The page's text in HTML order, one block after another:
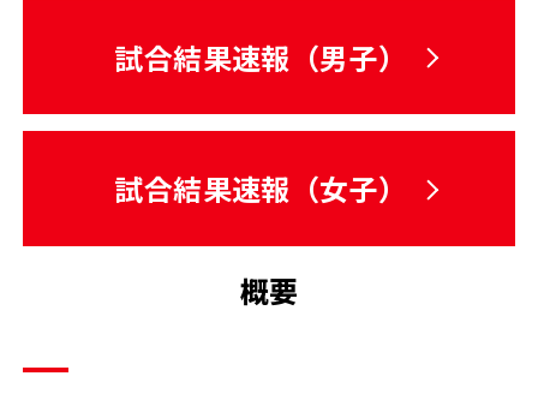
試合結果速報（男子）
試合結果速報（女子）
概要